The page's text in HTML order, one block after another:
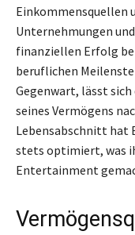
Einkommensquellen
Unternehmungen
finanziellen Erfolg
beruflichen
Gegenwart, lässt
seines Vermögens
Lebensabschnitt hat
stets optimiert, was
Entertainment